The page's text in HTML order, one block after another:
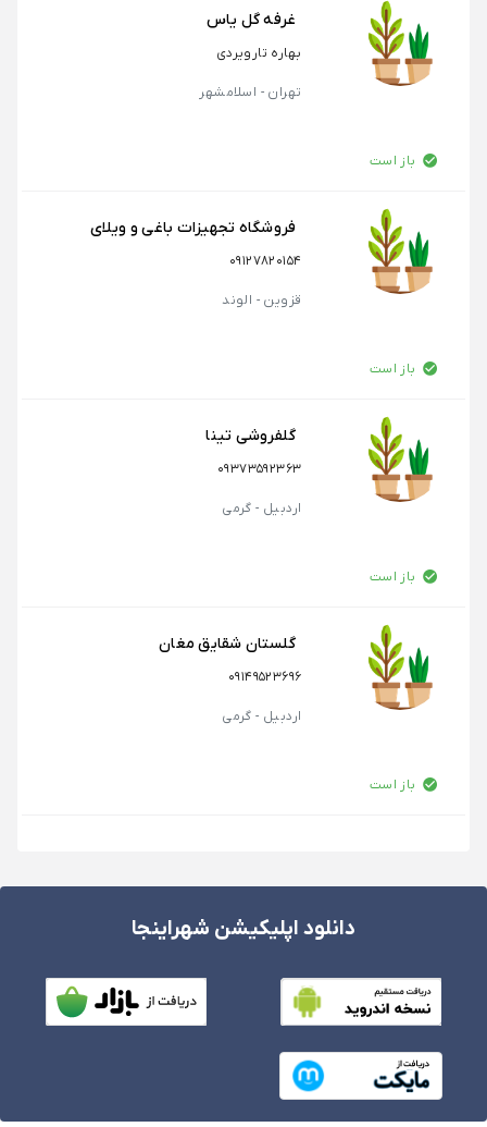
غرفه گل یاس
بهاره تارویردی
تهران - اسلامشهر
باز است
فروشگاه تجهیزات باغی و ویلای
09127820154
قزوین - الوند
باز است
گلفروشی تینا
09373592363
اردبیل - گرمی
باز است
گلستان شقایق مغان
09149523696
اردبیل - گرمی
باز است
دانلود اپلیکیشن شهراینجا